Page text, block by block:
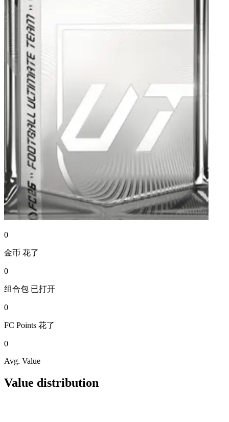
0
金币 花了
0
组合包 已打开
0
FC Points 花了
0
Avg. Value
Value distribution